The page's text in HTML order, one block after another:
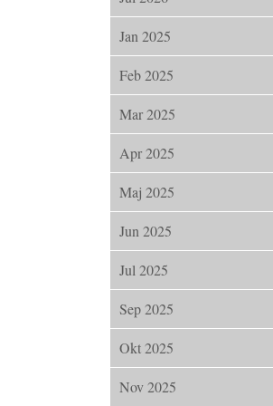
Jan 2025
Feb 2025
Mar 2025
Apr 2025
Maj 2025
Jun 2025
Jul 2025
Sep 2025
Okt 2025
Nov 2025